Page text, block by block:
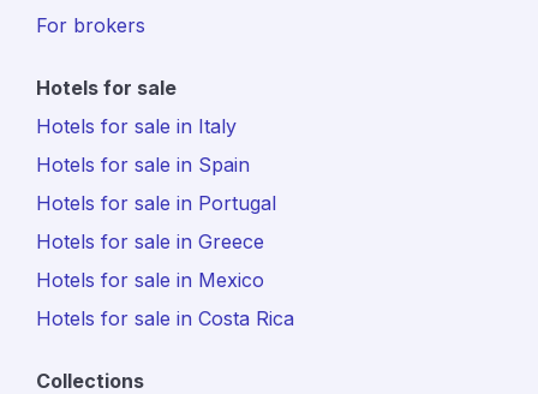
For brokers
Hotels for sale
Hotels for sale in Italy
Hotels for sale in Spain
Hotels for sale in Portugal
Hotels for sale in Greece
Hotels for sale in Mexico
Hotels for sale in Costa Rica
Collections